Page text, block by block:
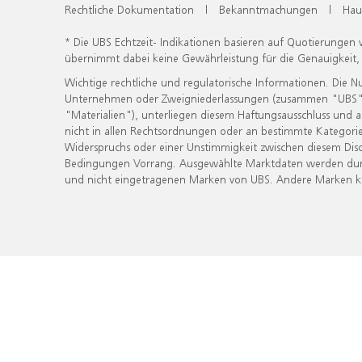
Rechtliche Dokumentation | Bekanntmachungen |
* Die UBS Echtzeit- Indikationen basieren auf
übernimmt dabei keine Gewährleistung für die
Wichtige rechtliche und regulatorische Informationen. Die
Unternehmen oder Zweigniederlassungen (zusammen
"Materialien"), unterliegen diesem Haftungsausschluss
nicht in allen Rechtsordnungen oder an bestimmte
Widerspruchs oder einer Unstimmigkeit zwischen diesem
Bedingungen Vorrang. Ausgewählte Marktdaten werden
und nicht eingetragenen Marken von UBS. Andere Marken